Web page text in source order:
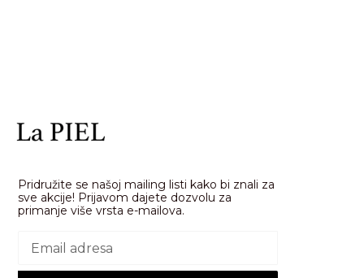
Pridružite se našoj mailing listi kako bi znali za
sve akcije! Prijavom dajete dozvolu za
primanje više vrsta e-mailova.